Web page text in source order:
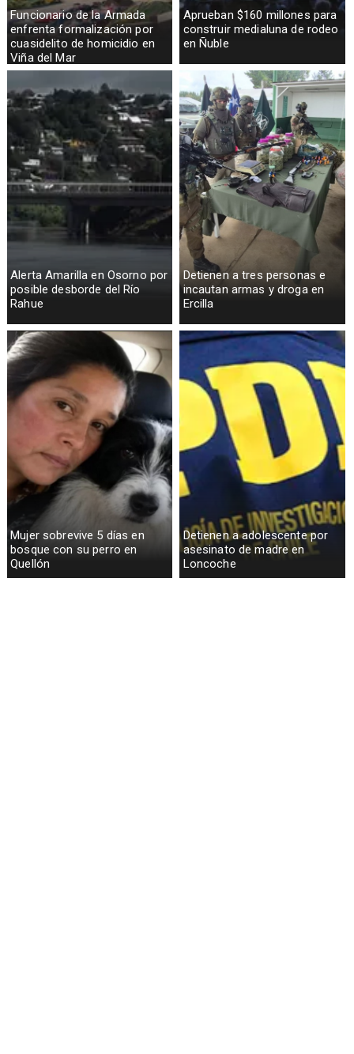
Funcionario de la Armada
enfrenta formalización por
cuasidelito de homicidio en
Viña del Mar
Aprueban $160 millones para
construir medialuna de rodeo
en Ñuble
Alerta Amarilla en Osorno por
posible desborde del Río
Rahue
Detienen a tres personas e
incautan armas y droga en
Ercilla
Mujer sobrevive 5 días en
bosque con su perro en
Quellón
Detienen a adolescente por
asesinato de madre en
Loncoche